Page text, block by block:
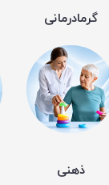
گرمادرمانی
ذهنی